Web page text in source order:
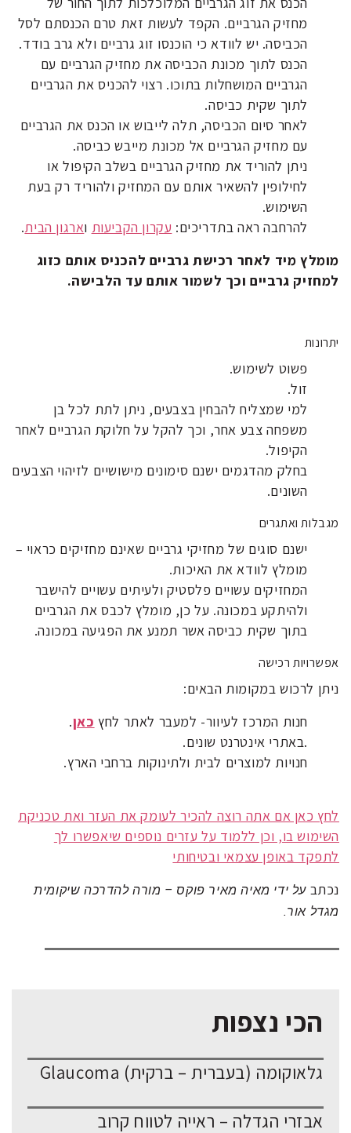
מחזיק הגרביים. הקפד לעשות זאת טרם הכנסתם לסל
הכביסה. יש לוודא כי הוכנסו זוג גרביים ולא גרב בודד.
הכנס לתוך מכונת הכביסה את מחזיק הגרביים עם
הגרביים המושחלות בתוכו. רצוי להכניס את הגרביים
לתוך שקית כביסה.
לאחר סיום הכביסה, תלה לייבוש או הכנס את הגרביים
עם מחזיק הגרביים אל מכונת מייבש כביסה.
ניתן להוריד את מחזיק הגרביים בשלב הקיפול או
לחילופין להשאיר אותם עם המחזיק ולהוריד רק בעת
השימוש.
להרחבה ראה בתדריכים: עקרון הקביעות וארגון הבית.
מומלץ מיד לאחר רכישת גרביים להכניס אותם כזוג
למחזיק גרביים וכך לשמור אותם עד הלבישה.
יתרונות
פשוט לשימוש.
זול.
למי שמצליח להבחין בצבעים, ניתן לתת לכל בן
משפחה צבע אחר, וכך להקל על חלוקת הגרביים לאחר
הקיפול.
בחלק מהדגמים ישנם סימונים מישושיים לזיהוי הצבעים
השונים.
מגבלות ואתגרים
ישנם סוגים של מחזיקי גרביים שאינם מחזיקים כראוי –
מומלץ לוודא את האיכות.
המחזיקים עשויים פלסטיק ולעיתים עשויים להישבר
ולהיתקע במכונה. על כן, מומלץ לכבס את הגרביים
בתוך שקית כביסה אשר תמנע את הפגיעה במכונה.
אפשרויות רכישה
ניתן לרכוש במקומות הבאים:
חנות המרכז לעיוור- למעבר לאתר לחץ כאן.
.באתרי אינטרנט שונים.
חנויות למוצרים לבית ולתינוקות ברחבי הארץ.
לחץ כאן אם אתה רוצה להכיר לעומק את העזר ואת טכניקת
השימוש בו, וכן ללמוד על עזרים נוספים שיאפשרו לך
לתפקד באופן עצמאי ובטיחותי
נכתב על ידי מאיה מאיר פוקס – מורה להדרכה שיקומית
מגדל אור.
הכי נצפות
גלאוקומה (בעברית – ברקית) Glaucoma
אבזרי הגדלה – ראייה לטווח קרוב